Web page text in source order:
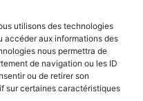
utilisons des technologies
accéder aux informations des
nous permettra de
de navigation ou les ID
ou de retirer son
sur certaines caractéristiques